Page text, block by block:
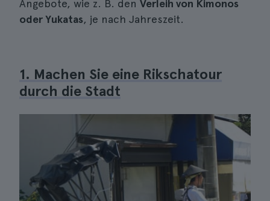
Angebote, wie z. B. den Verleih von Kimonos
oder Yukatas, je nach Jahreszeit.
1. Machen Sie eine Rikschatour
durch die Stadt